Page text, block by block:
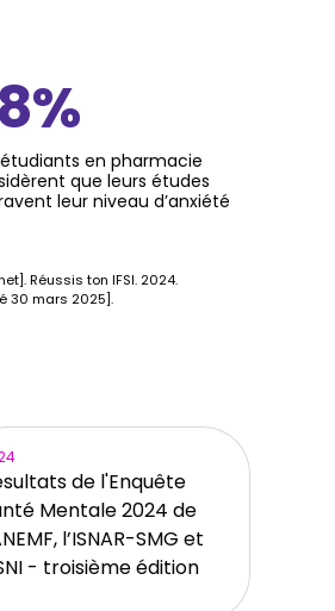
en pharmacie
que leurs études
leur niveau d’anxiété
Réussis ton IFSI. 2024.
30 mars 2025].
de l'Enquête
Mentale 2024 de
l’ISNAR-SMG et
- troisième édition